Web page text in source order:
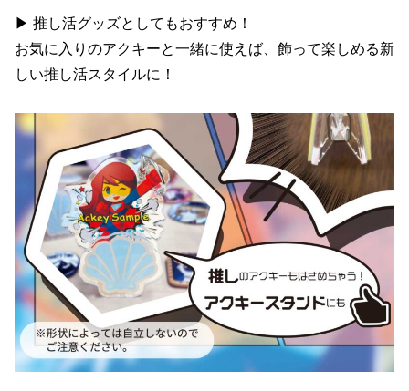
▶ 推し活グッズとしてもおすすめ！
お気に入りのアクキーと一緒に使えば、飾って楽しめる新
しい推し活スタイルに！